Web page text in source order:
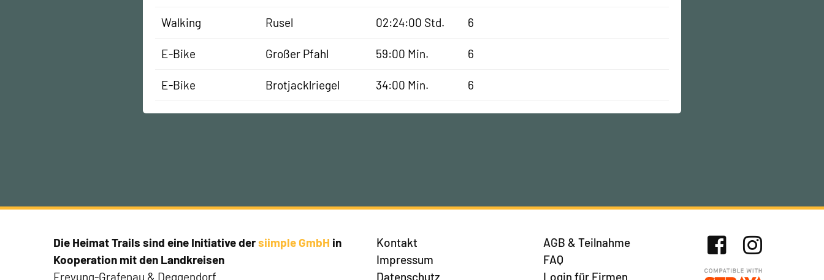
Walking Rusel 02:24:00 Std. 6
E-Bike Großer Pfahl 59:00 Min. 6
E-Bike Brotjacklriegel 34:00 Min. 6
Die Heimat Trails sind eine Initiative dersiimple GmbH in
Kooperation mit den Landkreisen
Freyung-Grafenau & Deggendorf
Kontakt
Impressum
Datenschutz
AGB & Teilnahme
FAQ
Login für Firmen